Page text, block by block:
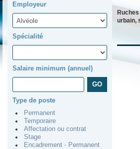
Employeur
Spécialité
Salaire minimum (annuel)
Type de poste
Permanent
Temporaire
Affectation ou contrat
Stage
Encadrement - Permanent
urbain,